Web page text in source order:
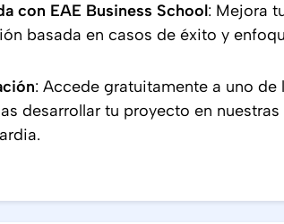
con EAE Business School: Mejora
basada en casos de éxito y
: Accede gratuitamente a uno de
desarrollar tu proyecto en nuestras